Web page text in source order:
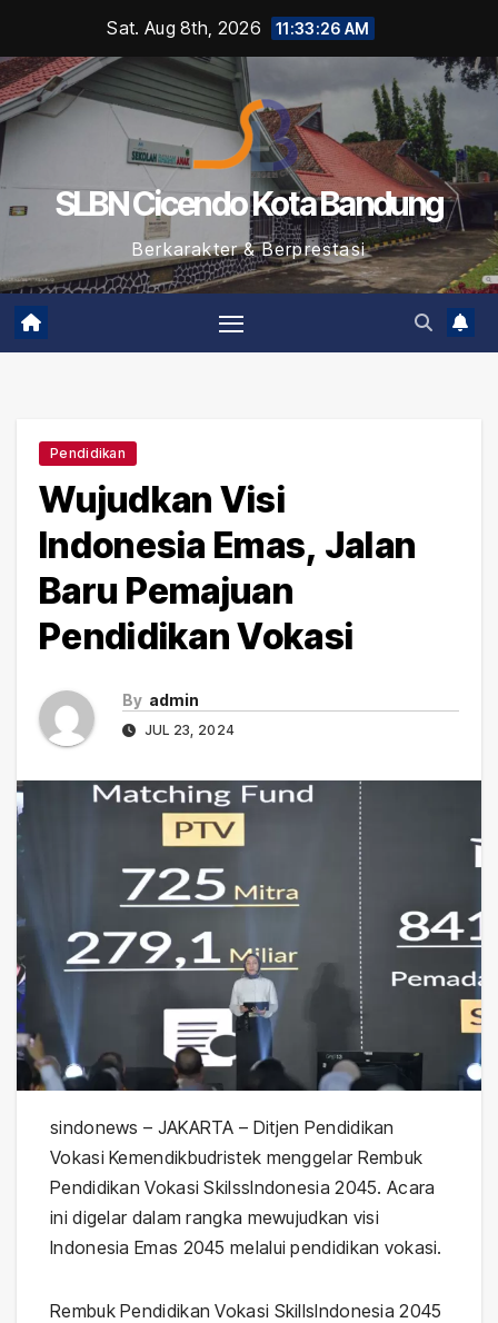
content
Sat. Aug 8th, 2026 11:33:27 AM
SLBN Cicendo Kota Bandung
Berkarakter & Berprestasi
Pendidikan
Wujudkan Visi
Indonesia Emas, Jalan
Baru Pemajuan
Pendidikan Vokasi
By admin
JUL 23, 2024
sindonews – JAKARTA – Ditjen Pendidikan
Vokasi Kemendikbudristek menggelar Rembuk
Pendidikan Vokasi SkilssIndonesia 2045. Acara
ini digelar dalam rangka mewujudkan visi
Indonesia Emas 2045 melalui pendidikan vokasi.
Rembuk Pendidikan Vokasi SkillsIndonesia 2045